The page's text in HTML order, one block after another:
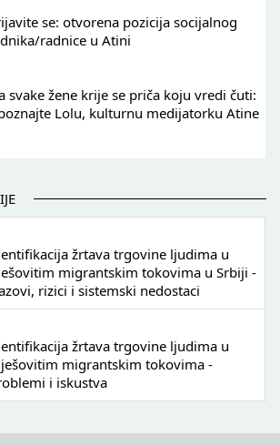
se: otvorena pozicija socijalnog
radnice u Atini
svake žene krije se priča koju vredi čuti:
Lolu, kulturnu medijatorku Atine
žrtava trgovine ljudima u
migrantskim tokovima u Srbiji -
rizici i sistemski nedostaci
žrtava trgovine ljudima u
migrantskim tokovima -
i iskustva